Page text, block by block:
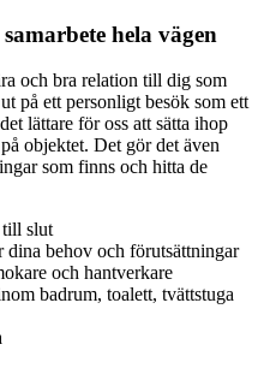
hela vägen
och bra relation till dig som
på ett personligt besök som ett
lättare för oss att sätta ihop
objektet. Det gör det även
som finns och hitta de
till slut
dina behov och förutsättningar
och hantverkare
badrum, toalett, tvättstuga